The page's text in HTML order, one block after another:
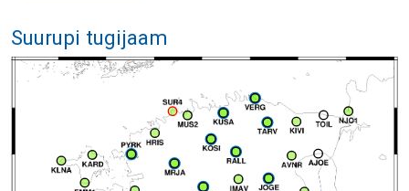
Suurupi tugijaam